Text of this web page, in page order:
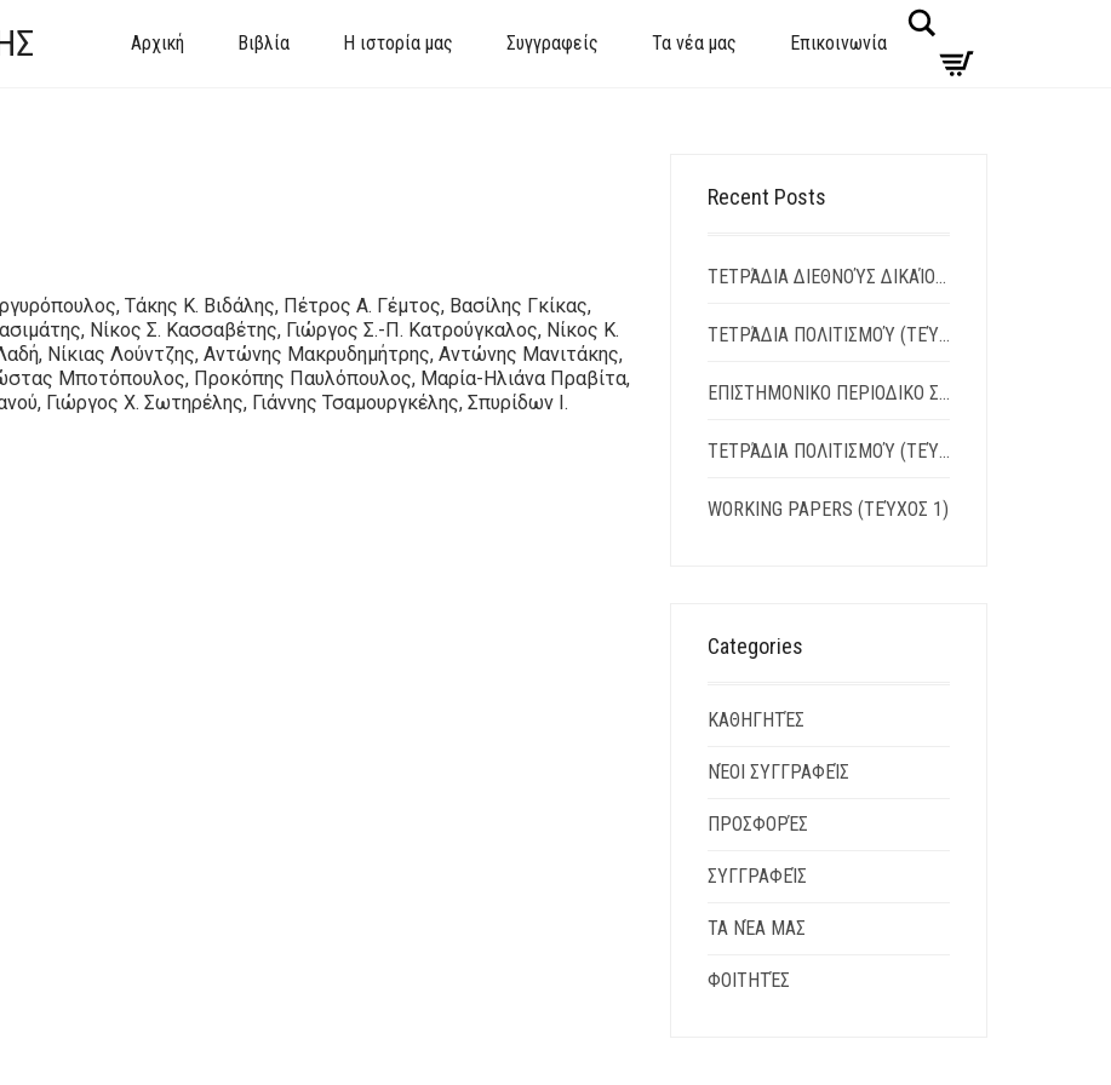
Αρχική Βιβλία Η ιστορία μας Συγγραφείς Τα νέα μας Επικοινωνία
Τάκης Κ. Βιδάλης, Πέτρος Α. Γέμτος, Βασίλης Γκίκας,
Νίκος Σ. Κασσαβέτης, Γιώργος Σ.-Π. Κατρούγκαλος, Νίκος Κ.
Νίκιας Λούντζης, Αντώνης Μακρυδημήτρης, Αντώνης Μανιτάκης,
Μποτόπουλος, Προκόπης Παυλόπουλος, Μαρία-Ηλιάνα Πραβίτα,
Γιώργος Χ. Σωτηρέλης, Γιάννης Τσαμουργκέλης, Σπυρίδων Ι.
Recent Posts
ΤΕΤΡΆΔΙΑ ΔΙΕΘΝΟΎΣ ΔΙΚΑΊΟΥ ΚΑΙ ΔΙΕΘΝΟΎΣ ΠΟΛΙΤΙΚΉΣ | TΕΎΧΟΣ 15 – ΙΟΎΛΙΟΣ 2026
ΤΕΤΡΆΔΙΑ ΠΟΛΙΤΙΣΜΟΎ (ΤΕΎΧΟΣ 7Ο) | ΑΝΆΛΕΚΤΑ: ΛΌΓΟΙ – ΔΙΆΛΟΓΟΙ – ΑΝΤΊΛΟΓΟΙ
ΕΠΙΣΤΗΜΟΝΙΚΟ ΠΕΡΙΟΔΙΚΟ Σ.Κ.Ε.Ψ.Υ.ΣΎΓΧΡΟΝΗ ΚΟΙΝΩΝΊΑ, ΕΚΠΑΊΔΕΥΣΗ & ΨΥΧΙΚΉ ΥΓΕΊΑ
ΤΕΤΡΆΔΙΑ ΠΟΛΙΤΙΣΜΟΎ (ΤΕΎΧΟΣ 6Ο) | ΑΝΆΛΕΚΤΑ: ΛΌΓΟΙ – ΔΙΆΛΟΓΟΙ – ΑΝΤΊΛΟΓΟΙ
WORKING PAPERS (ΤΕΎΧΟΣ 1)
Categories
ΚΑΘΗΓΗΤΈΣ
ΝΈΟΙ ΣΥΓΓΡΑΦΕΊΣ
ΠΡΟΣΦΟΡΈΣ
ΣΥΓΓΡΑΦΕΊΣ
ΤΑ ΝΈΑ ΜΑΣ
ΦΟΙΤΗΤΈΣ